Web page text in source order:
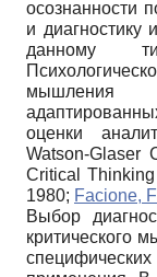
осознанности
и диагностику
данному
мышления
оценки
Watson-Glaser
Critical
1980; Facione,
Выбор
критического